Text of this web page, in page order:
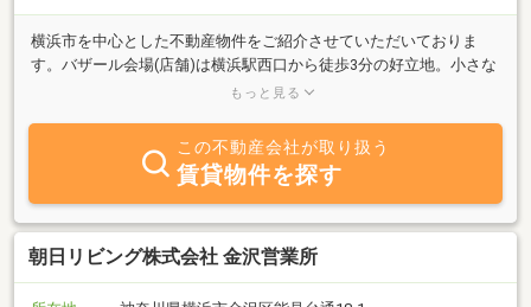
横浜市を中心とした不動産物件をご紹介させていただいておりま
す。バザール会場(店舗)は横浜駅西口から徒歩3分の好立地。小さな
お子様がいらっしゃるお客様に使用いただけるキッズルームもご用
もっと見る
この不動産会社が取り扱う
賃貸物件を探す
朝日リビング株式会社 金沢営業所